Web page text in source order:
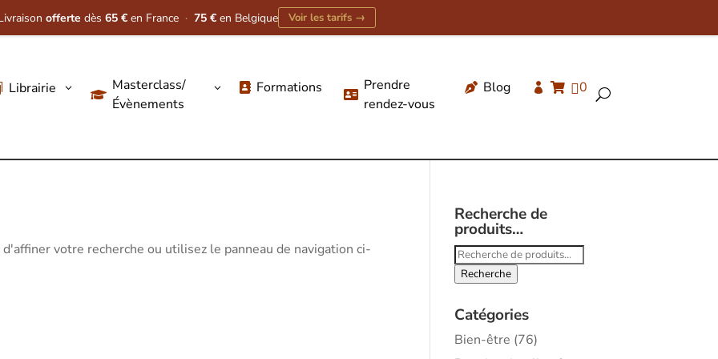
offerte dès 65 € en France · 75 € en Belgique Voir les tarifs →
Librairie 3

Masterclass/
Évènements
3  Formations 
Prendre
rendez-vous
 Blog   0 U
produits
votre recherche ou utilisez le panneau de navigation ci-
Recherche de
produits…
Recherche
pour :
Recherche
Catégories
Bien-être (76)